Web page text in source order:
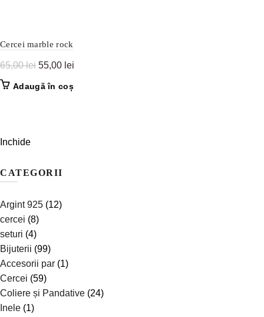
Cercei marble rock
65,00lei Prețul
a
55,00 lei
Adaugă în coș
Inchide
CATEGORII
Argint 925 (12)
cercei (8)
seturi (4)
Bijuterii (99)
Accesorii par (1)
Cercei (59)
Coliere și Pandative (24)
Inele (1)